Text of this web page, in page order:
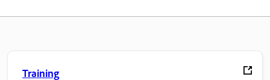
Training